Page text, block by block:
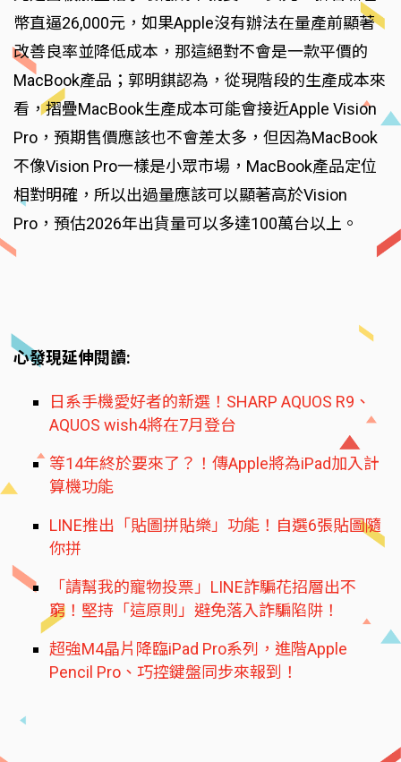
幣直逼26,000元，如果Apple沒有辦法在量產前顯著
改善良率並降低成本，那這絕對不會是一款平價的
MacBook產品；郭明錤認為，從現階段的生產成本來
看，摺疊MacBook生產成本可能會接近Apple Vision
Pro，預期售價應該也不會差太多，但因為MacBook
不像Vision Pro一樣是小眾市場，MacBook產品定位
相對明確，所以出過量應該可以顯著高於Vision
Pro，預估2026年出貨量可以多達100萬台以上。
心發現延伸閱讀:
日系手機愛好者的新選！SHARP AQUOS R9、
AQUOS wish4將在7月登台
等14年終於要來了？！傳Apple將為iPad加入計
算機功能
LINE推出「貼圖拼貼樂」功能！自選6張貼圖隨
你拼
「請幫我的寵物投票」LINE詐騙花招層出不
窮！堅持「這原則」避免落入詐騙陷阱！
超強M4晶片降臨iPad Pro系列，進階Apple
Pencil Pro、巧控鍵盤同步來報到！